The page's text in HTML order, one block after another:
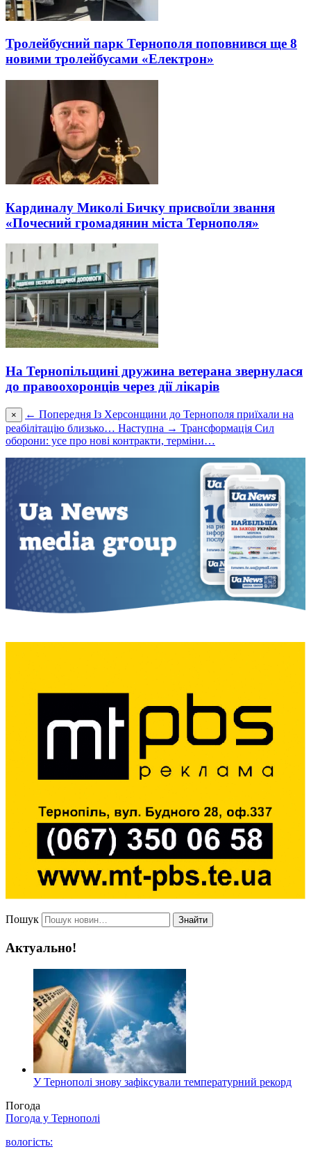
Тролейбусний парк Тернополя поповнився ще 8
новими тролейбусами «Електрон»
Кардиналу Миколі Бичку присвоїли звання
«Почесний громадянин міста Тернополя»
На Тернопільщині дружина ветерана звернулася
до правоохоронців через дії лікарів
× ← Попередня Із Херсонщини до Тернополя приїхали на
реабілітацію близько… Наступна → Трансформація Сил
оборони: усе про нові контракти, терміни…
Пошук Знайти
Актуально!
У Тернополі знову зафіксували температурний рекорд
Погода
Погода у Тернополі
вологість: